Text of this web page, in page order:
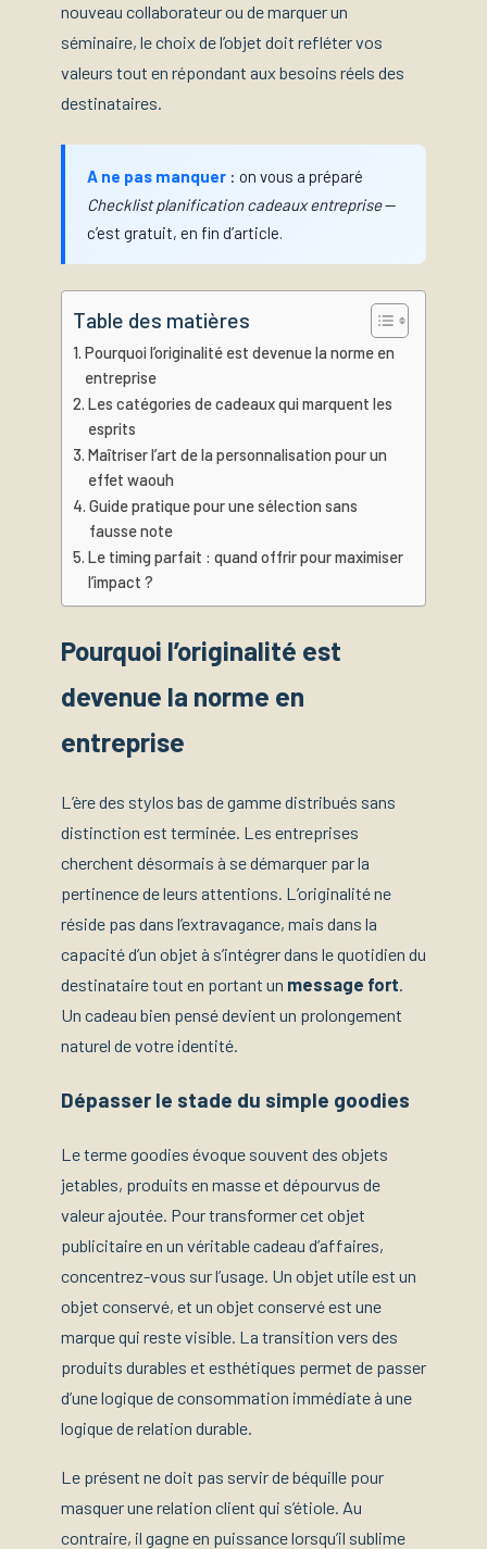
nouveau collaborateur ou de marquer un
séminaire, le choix de l’objet doit refléter vos
valeurs tout en répondant aux besoins réels des
destinataires.
A ne pas manquer : on vous a préparé
Checklist planification cadeaux entreprise—
c’est gratuit, en fin d’article.
Table des matières
Pourquoi l’originalité est devenue la norme en
entreprise
Les catégories de cadeaux qui marquent les
esprits
Maîtriser l’art de la personnalisation pour un
effet waouh
Guide pratique pour une sélection sans
fausse note
Le timing parfait : quand offrir pour maximiser
l’impact ?
Pourquoi l’originalité est
devenue la norme en
entreprise
L’ère des stylos bas de gamme distribués sans
distinction est terminée. Les entreprises
cherchent désormais à se démarquer par la
pertinence de leurs attentions. L’originalité ne
réside pas dans l’extravagance, mais dans la
capacité d’un objet à s’intégrer dans le quotidien du
destinataire tout en portant un message fort.
Un cadeau bien pensé devient un prolongement
naturel de votre identité.
Dépasser le stade du simple goodies
Le terme goodies évoque souvent des objets
jetables, produits en masse et dépourvus de
valeur ajoutée. Pour transformer cet objet
publicitaire en un véritable cadeau d’affaires,
concentrez-vous sur l’usage. Un objet utile est un
objet conservé, et un objet conservé est une
marque qui reste visible. La transition vers des
produits durables et esthétiques permet de passer
d’une logique de consommation immédiate à une
logique de relation durable.
Le présent ne doit pas servir de béquille pour
masquer une relation client qui s’étiole. Au
contraire, il gagne en puissance lorsqu’il sublime